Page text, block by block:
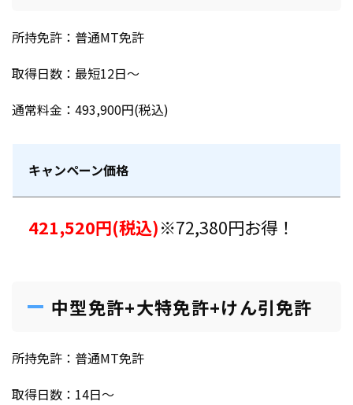
所持免許：普通MT免許
取得日数：最短12日～
通常料金：493,900円(税込)
キャンペーン価格
421,520円(税込)※72,380円お得！
中型免許+大特免許+けん引免許
所持免許：普通MT免許
取得日数：14日〜